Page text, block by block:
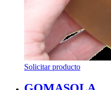
Solicitar producto